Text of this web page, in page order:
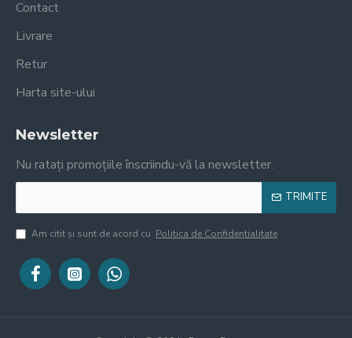
Contact
Livrare
Retur
Harta site-ului
Newsletter
Nu ratați promoțiile înscriindu-vă la newsletter.
TRIMITE
Am citit şi sunt de acord cu Politica de Confidentialitate